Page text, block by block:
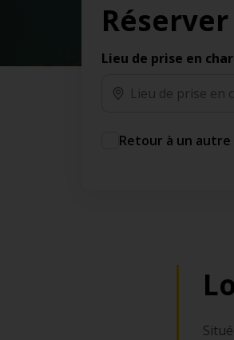
des jours gratuits.*
Ajout gratuit du partenaire
additionnel
supplémentaires.
Lieu de prise en
Retour à un autre